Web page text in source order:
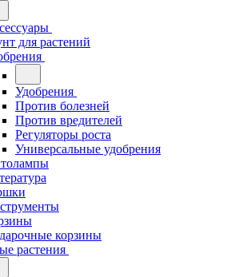
для растений
Удобрения
Против болезней
Против вредителей
Регуляторы роста
Универсальные удобрения
корзины
растения